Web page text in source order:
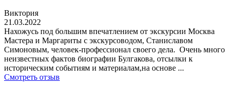
Виктория
21.03.2022
Нахожусь под большим впечатлением от экскурсии Москва
Мастера и Маргариты с экскурсоводом, Станиславом
Симоновым, человек-профессионал своего дела. Очень много
неизвестных фактов биографии Булгакова, отсылки к
историческим событиям и материалам,на основе ...
Смотреть отзыв